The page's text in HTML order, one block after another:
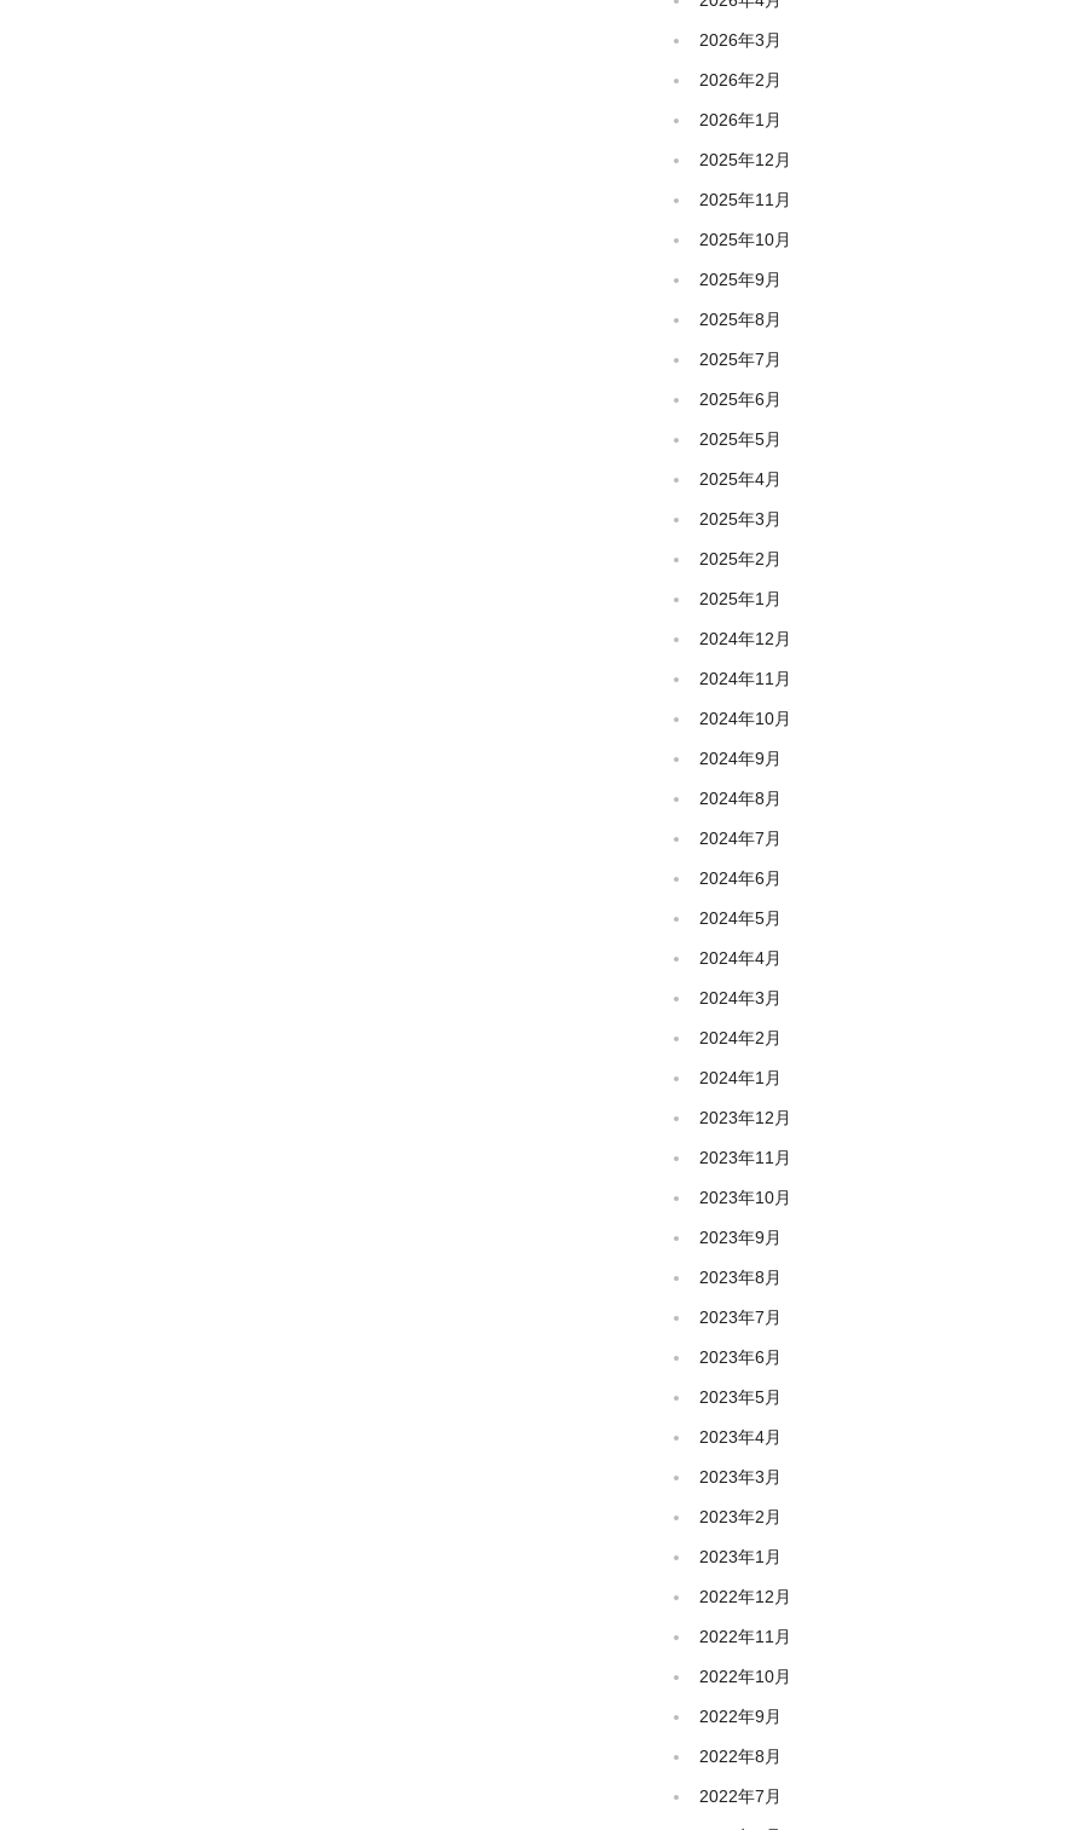
2026年3月
2026年2月
2026年1月
2025年12月
2025年11月
2025年10月
2025年9月
2025年8月
2025年7月
2025年6月
2025年5月
2025年4月
2025年3月
2025年2月
2025年1月
2024年12月
2024年11月
2024年10月
2024年9月
2024年8月
2024年7月
2024年6月
2024年5月
2024年4月
2024年3月
2024年2月
2024年1月
2023年12月
2023年11月
2023年10月
2023年9月
2023年8月
2023年7月
2023年6月
2023年5月
2023年4月
2023年3月
2023年2月
2023年1月
2022年12月
2022年11月
2022年10月
2022年9月
2022年8月
2022年7月